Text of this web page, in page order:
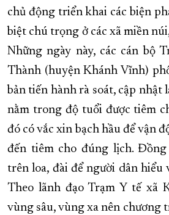
chủ động triển khai các biện
biệt chú trọng ở các xã miền
Những ngày này, các cán bộ
Thành (huyện Khánh Vĩnh)
bản tiến hành rà soát, cập nhật
nằm trong độ tuổi được tiêm
đó có vắc xin bạch hầu để vận
đến tiêm cho đúng lịch.
trên loa, đài để người dân hiểu
Theo lãnh đạo Trạm Y tế xã
vùng sâu, vùng xa nên chương